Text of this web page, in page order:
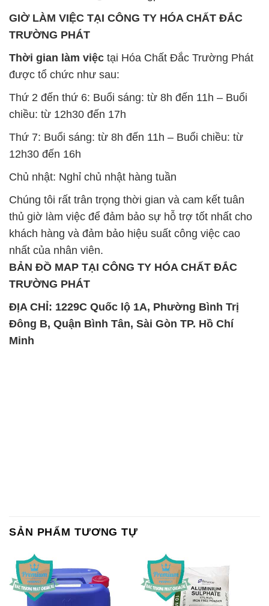
GIỜ LÀM VIỆC TẠI CÔNG TY HÓA CHẤT ĐẮC
TRƯỜNG PHÁT
Thời gian làm việc tại Hóa Chất Đắc Trường Phát
được tổ chức như sau:
Thứ 2 đến thứ 6: Buổi sáng: từ 8h đến 11h – Buổi
chiều: từ 12h30 đến 17h
Thứ 7: Buổi sáng: từ 8h đến 11h – Buổi chiều: từ
12h30 đến 16h
Chủ nhật: Nghỉ chủ nhật hàng tuần
Chúng tôi rất trân trọng thời gian và cam kết tuân
thủ giờ làm việc để đảm bảo sự hỗ trợ tốt nhất cho
khách hàng và đảm bảo hiệu suất công việc cao
nhất của nhân viên.
BẢN ĐỒ MAP TẠI CÔNG TY HÓA CHẤT ĐẮC
TRƯỜNG PHÁT
ĐỊA CHỈ: 1229C Quốc lộ 1A, Phường Bình Trị
Đông B, Quận Bình Tân, Sài Gòn TP. Hồ Chí
Minh
SẢN PHẨM TƯƠNG TỰ